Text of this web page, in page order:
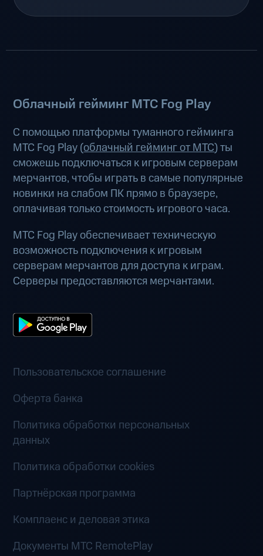
Облачный гейминг МТС Fog Play
С помощью платформы туманного гейминга
МТС Fog Play (облачный гейминг от МТС) ты
сможешь подключаться к игровым серверам
мерчантов, чтобы играть в самые популярные
новинки на слабом ПК прямо в браузере,
оплачивая только стоимость игрового часа.
МТС Fog Play обеспечивает техническую
возможность подключения к игровым
серверам мерчантов для доступа к играм.
Серверы предоставляются мерчантами.
Пользовательское соглашение
Оферта банка
Политика обработки персональных
данных
Политика обработки cookies
Партнёрская программа
Комплаенс и деловая этика
Документы MTC RemotePlay